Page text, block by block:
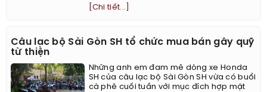
[Chi tiết...]
Câu lạc bộ Sài Gòn SH tổ chức mua bán gây quỹ
từ thiện
Những anh em đam mê dòng xe Honda
SH của câu lạc bộ Sài Gòn SH vừa có buổi
cà phê cuối tuần với mục đích hợp mặt